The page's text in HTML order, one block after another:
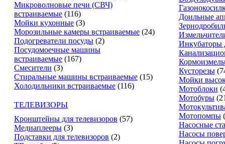
Микроволновые печи (СВЧ)
встраиваемые (116)
Мойки кухонные (3)
Морозильные камеры встраиваемые (24)
Подогреватели посуды (2)
Посудомоечные машины
встраиваемые (167)
Смесители (3)
Стиральные машины встраиваемые (15)
Холодильники встраиваемые (116)
ТЕЛЕВИЗОРЫ
Кронштейны для телевизоров (57)
Медиаплееры (3)
Подставки для телевизоров (2)
Доильные
Инкубаторы
Кусторезы
Мойки
Мотоблоки
Мотобуры
Мотопомпы
Насосные
Насосы